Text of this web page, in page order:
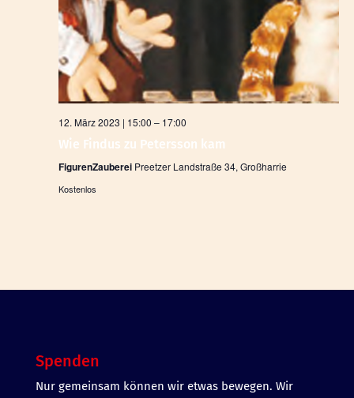
12. März 2023 | 15:00 – 17:00
Wie Findus zu Petersson kam
FigurenZauberei Preetzer Landstraße 34, Großharrie
Kostenlos
Spenden
Nur gemeinsam können wir etwas bewegen. Wir